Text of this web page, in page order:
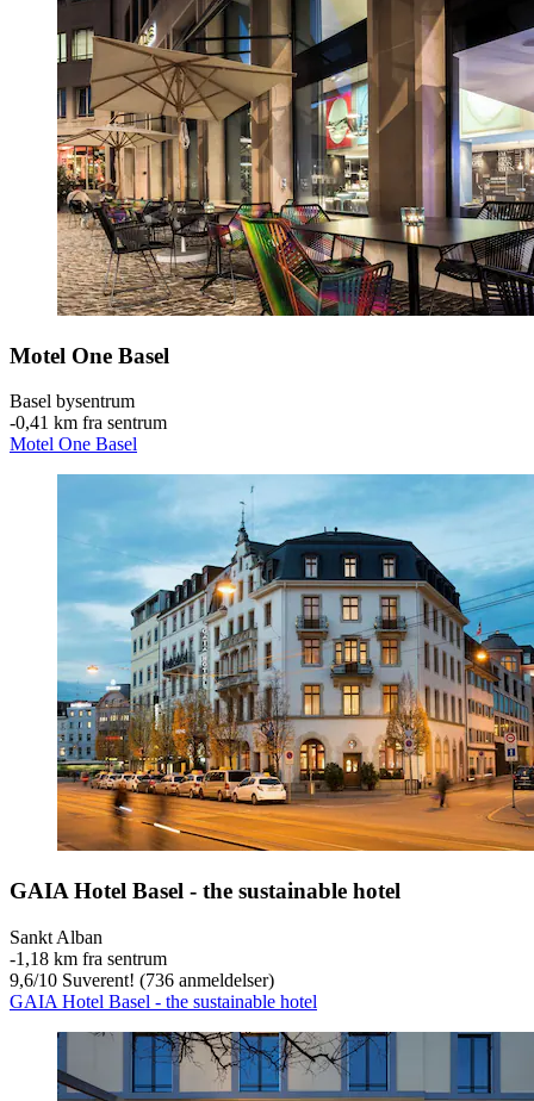
Motel One Basel
Basel bysentrum
‐0,41 km fra sentrum
Motel One Basel
GAIA Hotel Basel - the sustainable hotel
Sankt Alban
‐1,18 km fra sentrum
9,6/10 Suverent! (736 anmeldelser)
GAIA Hotel Basel - the sustainable hotel